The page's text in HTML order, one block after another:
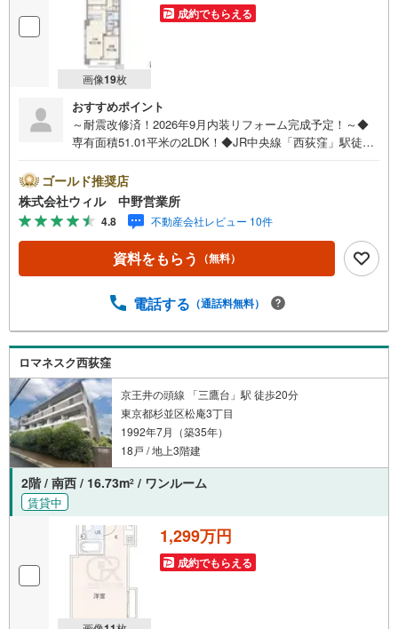
画像19枚
成約でもらえる
おすすめポイント
～耐震改修済！2026年9月内装リフォーム完成予定！～◆
専有面積51.01平米の2LDK！◆JR中央線「西荻窪」駅徒歩
計！物件のメリット、デメリットを余すところなくお伝え
します！弊社独自のお得な「平日会員制度」あり！19時以
降のご案内・スキマ時間でのご案内もお気軽にお申し付け
ください。**個人事業主の方や会社経営者の方など住宅ロ
ーンにご不安がある方**弊社には専属のファイナンシャル
プランナーが在籍しております。まずはご相談を。
ゴールド推奨店
株式会社ウィル 中野営業所
4.8 不動産会社レビュー 10件
資料をもらう （無料）
電話する （通話料無料）
ロマネスク西荻窪
京王井の頭線 「三鷹台」駅 徒歩20分
東京都杉並区松庵3丁目
1992年7月（築35年）
18戸 / 地上3階建
2階 / 南西 / 16.73m2 / ワンルーム
賃貸中
1,299万円
成約でもらえる